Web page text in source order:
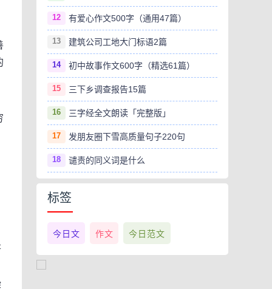
12 有爱心作文500字（通用47篇）
13 建筑公司工地大门标语2篇
14 初中故事作文600字（精选61篇）
15 三下乡调查报告15篇
16 三字经全文朗读「完整版」
17 发朋友圈下雪高质量句子220句
18 谴责的同义词是什么
标签
今日文 作文 今日范文